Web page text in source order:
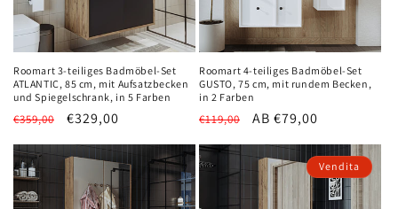
e
:
Roomart 3-teiliges Badmöbel-Set
ATLANTIC, 85 cm, mit Aufsatzbecken
und Spiegelschrank, in 5 Farben
Normaler
€359,00 Verkaufspreis
€329,00
Roomart 4-teiliges Badmöbel-Set
GUSTO, 75 cm, mit rundem Becken,
in 2 Farben
Normaler
€119,00 Verkaufspreis
AB €79,00
Vendita